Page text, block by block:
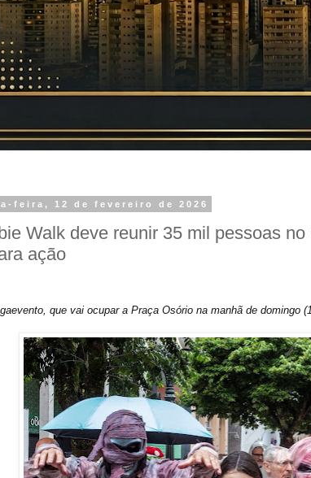
feira, 12 de fevereiro de 2026
Walk deve reunir 35 mil pessoas
ação
que vai ocupar a Praça Osório na manhã de domingo